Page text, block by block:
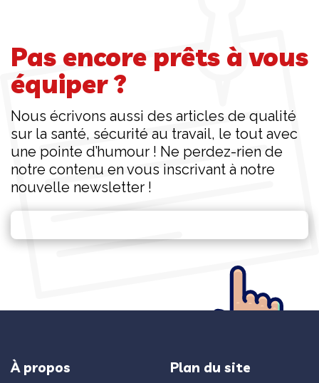
Pas encore prêts à vous
équiper ?
Nous écrivons aussi des articles de qualité
sur la santé, sécurité au travail, le tout avec
une pointe d’humour ! Ne perdez-rien de
notre contenu en vous inscrivant à notre
nouvelle newsletter !
À propos Plan du site